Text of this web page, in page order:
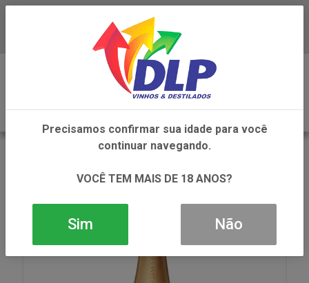
Baixe já o APP da DLP Vinhos
Precisamos confirmar sua idade para você
continuar navegando.
VOCÊ TEM MAIS DE 18 ANOS?
Sim Não